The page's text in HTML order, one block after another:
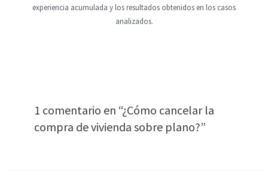
experiencia acumulada y los resultados obtenidos en los casos
analizados.
1 comentario en “¿Cómo cancelar la
compra de vivienda sobre plano?”